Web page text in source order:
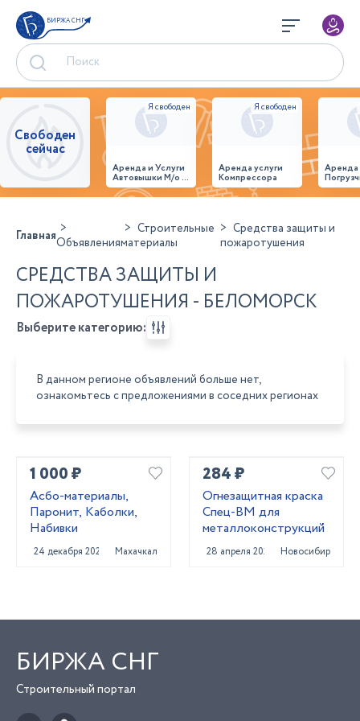
БИРЖА СНГ
Свободен
сейчас
Аренда и Услуги
Автовышки М/о г.
Домодедово
26,28,32 место
Аренда услуги
Компрессора
ГлавнаяОбъявления
Строительные
материалы
Средства защиты и
пожаротушения
СРЕДСТВА ЗАЩИТЫ И
ПОЖАРОТУШЕНИЯ - БЕЛОМОРСК
Выберите категорию:
В данном регионе объявлений больше нет,
ознакомьтесь с предложениями в соседних регионах
1 000 ₽
Асбо-материалы,
Паронит, Каболки,
Набивки
24 декабря 2024 Махачкала
284 ₽
Огнезащитная краска
Спец-ВМ для
металлоконструкций
28 апреля 2025 Новосибирск
БИРЖА СНГ
Строительный портал